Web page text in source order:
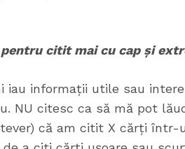
citit mai cu cap și
iau informații utile sau
NU citesc ca să mă pot
că am citit X cărți într-